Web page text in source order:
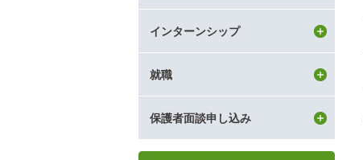
インターンシップ
就職
保護者面談申し込み